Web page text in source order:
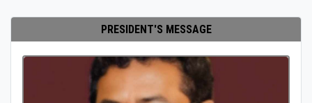
PRESIDENT'S MESSAGE